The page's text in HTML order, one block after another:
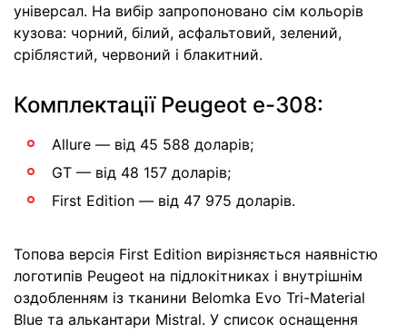
універсал. На вибір запропоновано сім кольорів
кузова: чорний, білий, асфальтовий, зелений,
сріблястий, червоний і блакитний.
Комплектації Peugeot e-308:
Allure — від 45 588 доларів;
GT — від 48 157 доларів;
First Edition — від 47 975 доларів.
Топова версія First Edition вирізняється наявністю
логотипів Peugeot на підлокітниках і внутрішнім
оздобленням із тканини Belomka Evo Tri-Material
Blue та алькантари Mistral. У список оснащення